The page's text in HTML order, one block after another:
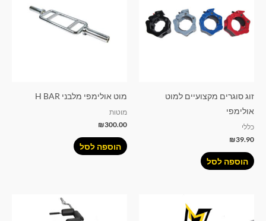
זוג סוגרים מקצועיים למוט
אולימפי
כללי
₪39.90
הוספה לסל
מוט אולימפי מלבני H BAR
מוטות
₪300.00
הוספה לסל